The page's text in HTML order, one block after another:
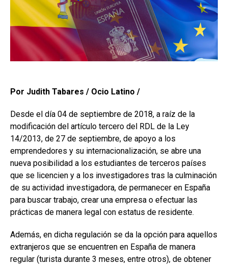
Por Judith Tabares / Ocio Latino /
Desde el día 04 de septiembre de 2018, a raíz de la
modificación del artículo tercero del RDL de la Ley
14/2013, de 27 de septiembre, de apoyo a los
emprendedores y su internacionalización, se abre una
nueva posibilidad a los estudiantes de terceros países
que se licencien y a los investigadores tras la culminación
de su actividad investigadora, de permanecer en España
para buscar trabajo, crear una empresa o efectuar las
prácticas de manera legal con estatus de residente.
Además, en dicha regulación se da la opción para aquellos
extranjeros que se encuentren en España de manera
regular (turista durante 3 meses, entre otros), de obtener